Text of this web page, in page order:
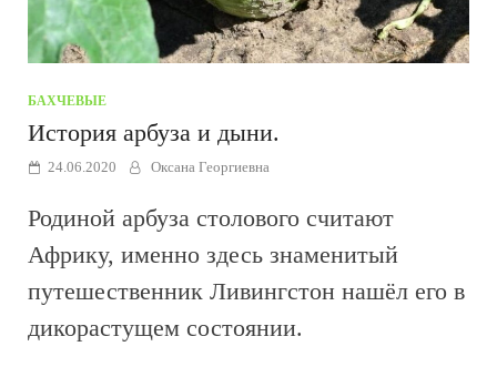
БАХЧЕВЫЕ
История арбуза и дыни.
24.06.2020 Оксана Георгиевна
Родиной арбуза столового считают
Африку, именно здесь знаменитый
путешественник Ливингстон нашёл его в
дикорастущем состоянии.